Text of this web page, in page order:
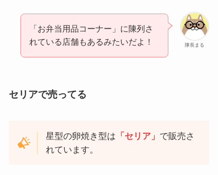
隊長まる
「お弁当用品コーナー」に陳列さ
れている店舗もあるみたいだよ！
セリアで売ってる
星型の卵焼き型は 「セリア」 で販売さ
れています。